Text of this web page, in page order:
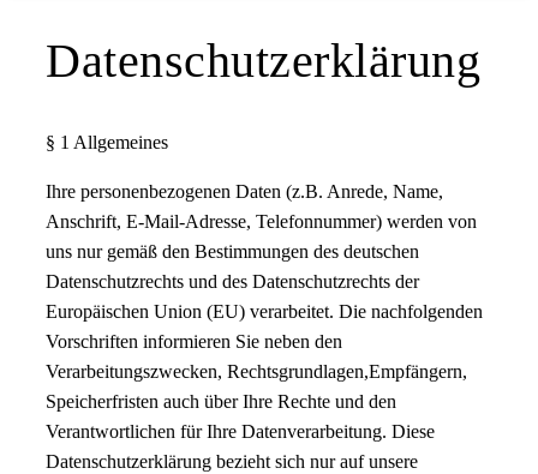
Datenschutzerklärung
§ 1 Allgemeines
Ihre personenbezogenen Daten (z.B. Anrede, Name,
Anschrift, E-Mail-Adresse, Telefonnummer) werden von
uns nur gemäß den Bestimmungen des deutschen
Datenschutzrechts und des Datenschutzrechts der
Europäischen Union (EU) verarbeitet. Die nachfolgenden
Vorschriften informieren Sie neben den
Verarbeitungszwecken, Rechtsgrundlagen,Empfängern,
Speicherfristen auch über Ihre Rechte und den
Verantwortlichen für Ihre Datenverarbeitung. Diese
Datenschutzerklärung bezieht sich nur auf unsere